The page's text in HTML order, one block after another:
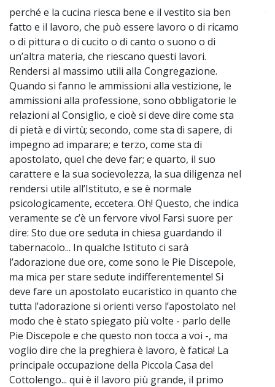
perché e la cucina riesca bene e il vestito sia ben
fatto e il lavoro, che può essere lavoro o di ricamo
o di pittura o di cucito o di canto o suono o di
un’altra materia, che riescano questi lavori.
Rendersi al massimo utili alla Congregazione.
Quando si fanno le ammissioni alla vestizione, le
ammissioni alla professione, sono obbligatorie le
relazioni al Consiglio, e cioè si deve dire come sta
di pietà e di virtù; secondo, come sta di sapere, di
impegno ad imparare; e terzo, come sta di
apostolato, quel che deve far; e quarto, il suo
carattere e la sua socievolezza, la sua diligenza nel
rendersi utile all’Istituto, e se è normale
psicologicamente, eccetera. Oh! Questo, che indica
veramente se c’è un fervore vivo! Farsi suore per
dire: Sto due ore seduta in chiesa guardando il
tabernacolo... In qualche Istituto ci sarà
l’adorazione due ore, come sono le Pie Discepole,
ma mica per stare sedute indifferentemente! Si
deve fare un apostolato eucaristico in quanto che
tutta l’adorazione si orienti verso l’apostolato nel
modo che è stato spiegato più volte - parlo delle
Pie Discepole e che questo non tocca a voi -, ma
voglio dire che la preghiera è lavoro, è fatica! La
principale occupazione della Piccola Casa del
Cottolengo... qui è il lavoro più grande, il primo